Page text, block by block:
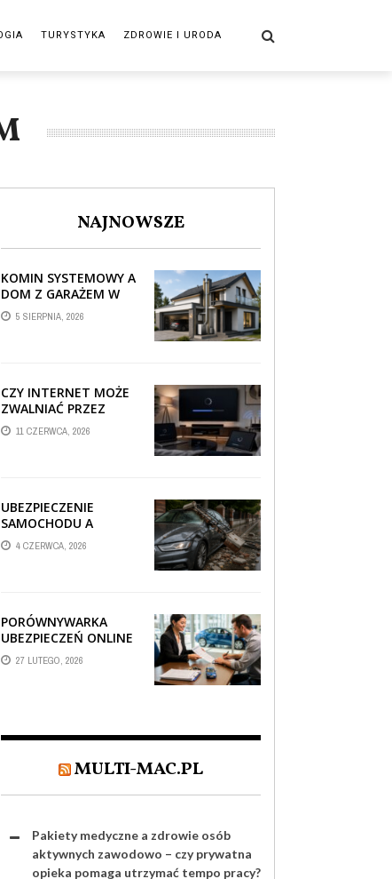
TURYSTYKA ZDROWIE I URODA
NAJNOWSZE
KOMIN SYSTEMOWY A
DOM Z GARAŻEM W
BRYLE – JAK STREFA
TECHNICZNA WPŁYWA
5 SIERPNIA, 2026
CZY INTERNET MOŻE
ZWALNIAĆ PRZEZ
AUTOMATYCZNE
AKTUALIZACJE
11 CZERWCA, 2026
UBEZPIECZENIE
SAMOCHODU A
SZKODA PO
USZKODZENIU AUTA
4 CZERWCA, 2026
PORÓWNYWARKA
UBEZPIECZEŃ ONLINE
– JAK WYBRAĆ POLISĘ,
KTÓRA REALNIE
27 LUTEGO, 2026
MULTI-MAC.PL
Pakiety medyczne a zdrowie osób
aktywnych zawodowo – czy prywatna
opieka pomaga utrzymać tempo pracy?